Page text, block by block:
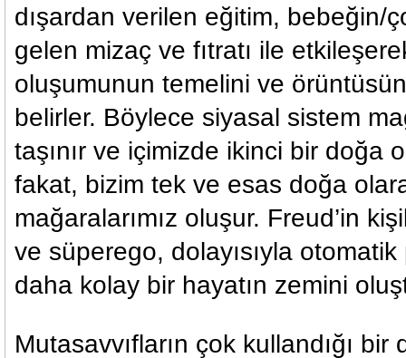
dışardan verilen eğitim, bebeğin/
gelen mizaç ve fıtratı ile
oluşumunun temelini ve
belirler. Böylece siyasal sistem
taşınır ve içimizde ikinci bir doğa
fakat, bizim tek ve esas doğa
mağaralarımız oluşur. Freud’in
ve süperego, dolayısıyla
daha kolay bir hayatın zemini
Mutasavvıfların çok kullandığı bir